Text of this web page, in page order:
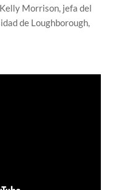
Morrison, jefa del
de Loughborough,